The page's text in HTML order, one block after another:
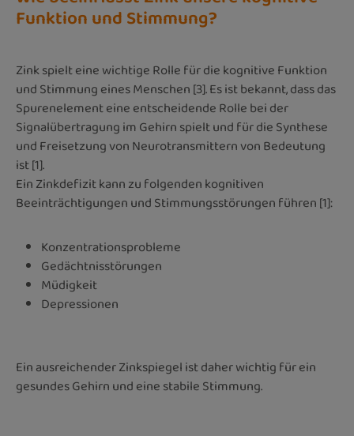
Funktion und Stimmung?
Zink spielt eine wichtige Rolle für die kognitive Funktion
und Stimmung eines Menschen [3]. Es ist bekannt, dass das
Spurenelement eine entscheidende Rolle bei der
Signalübertragung im Gehirn spielt und für die Synthese
und Freisetzung von Neurotransmittern von Bedeutung
ist [1].
Ein Zinkdefizit kann zu folgenden kognitiven
Beeinträchtigungen und Stimmungsstörungen führen [1]:
Konzentrationsprobleme
Gedächtnisstörungen
Müdigkeit
Depressionen
Ein ausreichender Zinkspiegel ist daher wichtig für ein
gesundes Gehirn und eine stabile Stimmung.